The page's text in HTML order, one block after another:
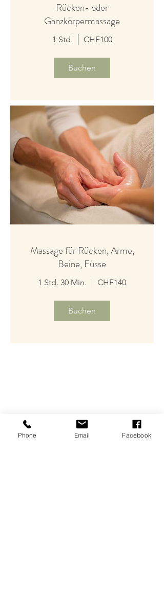
Rücken- oder
Ganzkörpermassage
1 Std. CHF100
Buchen
Massage für Rücken, Arme,
Beine, Füsse
1 Std. 30 Min. CHF140
Buchen
Phone Email Facebook